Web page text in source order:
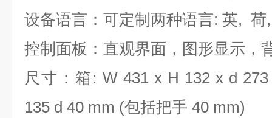
设备语言：可定制两种语言: 英,
控制面板：直观界面，图形显示，
尺寸：箱: W 431 x H 132 x d
135 d 40 mm (包括把手 40 mm)